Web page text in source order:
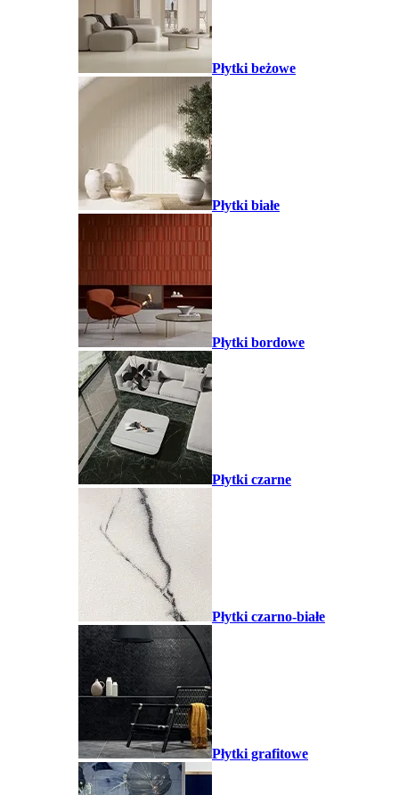
Płytki beżowe
Płytki białe
Płytki bordowe
Płytki czarne
Płytki czarno-białe
Płytki grafitowe